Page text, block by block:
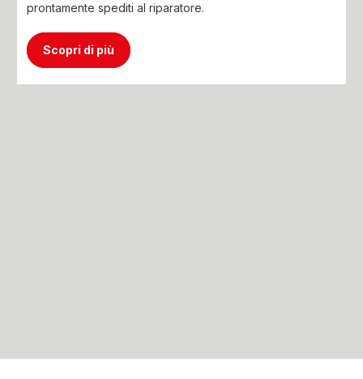
prontamente spediti al riparatore.
Scopri di più